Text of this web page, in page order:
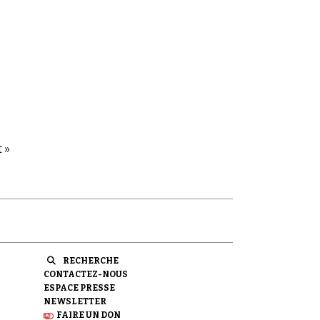
»
RECHERCHE
CONTACTEZ-NOUS
ESPACE PRESSE
NEWSLETTER
FAIRE UN DON